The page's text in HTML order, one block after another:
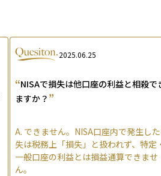
2025.06.25
“NISAで損失は他口座の利益と相殺で
ますか？ ”
A. できません。NISA口座内で発生し
失は税務上「損失」と扱われず、特定
一般口座の利益とは損益通算できませ
ん。